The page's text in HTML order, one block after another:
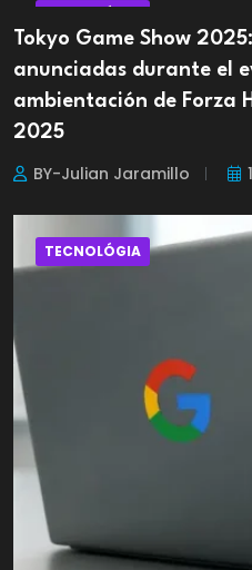
Tokyo Game Show
anunciadas durante el
ambientación de Forza
2025
BY-Julian Jaramillo
TECNOLÓGIA